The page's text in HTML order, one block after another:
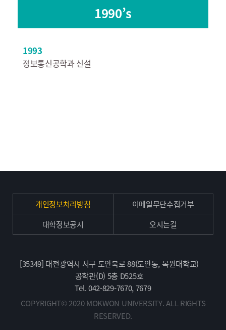
1990’s
1993
정보통신공학과 신설
개인정보처리방침
이메일무단수집거부
대학정보공시
오시는길
[35349] 대전광역시 서구 도안북로 88(도안동, 목원대학교)
공학관(D) 5층 D525호
Tel. 042-829-7670, 7679
COPYRIGHT© 2020 MOKWON UNIVERSITY. ALL RIGHTS
RESERVED.